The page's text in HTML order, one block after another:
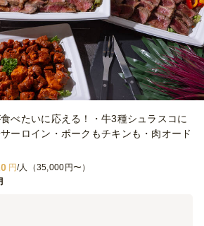
べたいに応える！・牛3種シュラスコに
ーロイン・ポークもチキンも・肉オード
円/人（35,000円〜）